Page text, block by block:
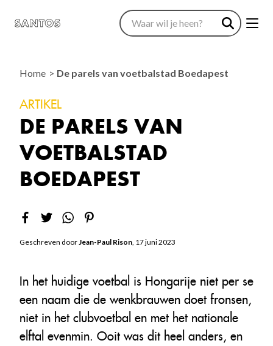
Home De parels van voetbalstad Boedapest
ARTIKEL
DE PARELS VAN
VOETBALSTAD
BOEDAPEST
Geschreven doorJean-Paul Rison, 17 juni 2023
In het huidige voetbal is Hongarije niet per se
een naam die de wenkbrauwen doet fronsen,
niet in het clubvoetbal en met het nationale
elftal evenmin. Ooit was dit heel anders, en